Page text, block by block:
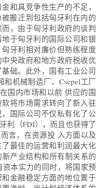
和具竞争性生产的不足，
搬迁到包括匈牙利在内的
，由于匈牙利政府的谈判
于匈牙利的国际公司和银
牙利相对廉价但熟练程度
央政府和地方政府税收优
础。此外，国有工业公司
和机械制造厂、Csepel工厂
国内市场和以前 供应的国
将市场需求转向了新入驻
国际公司不仅私有化了公
利（FDI），而且也获得了
言，在资源投 入方面以及
最佳的运营和利润最大化
产业结构和所有制关系的
本实力的同时，将国家预
金融稳定方面的地位置于